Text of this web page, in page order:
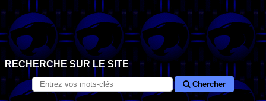
RECHERCHE SUR LE SITE
Chercher